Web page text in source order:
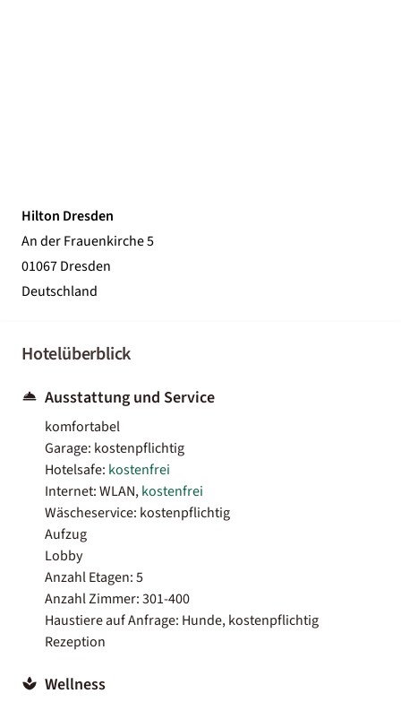
Hilton Dresden
An der Frauenkirche 5
01067 Dresden
Deutschland
Hotelüberblick
Ausstattung und Service
komfortabel
Garage: kostenpflichtig
Hotelsafe: kostenfrei
Internet: WLAN,kostenfrei
Wäscheservice: kostenpflichtig
Aufzug
Lobby
Anzahl Etagen: 5
Anzahl Zimmer: 301-400
Haustiere auf Anfrage: Hunde, kostenpflichtig
Rezeption
Wellness